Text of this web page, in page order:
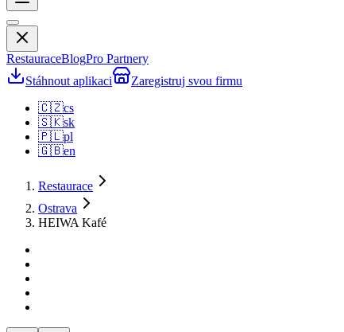
RestauraceBlogPro Partnery
Stáhnout aplikaci
Zaregistruj svou firmu
🇨🇿cs
🇸🇰sk
🇵🇱pl
🇬🇧en
Restaurace
Ostrava
HEIWA Kafé